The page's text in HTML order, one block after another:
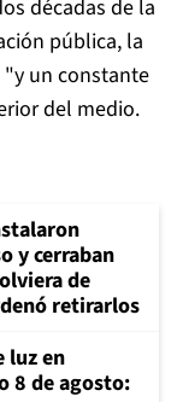
décadas de la
pública, la
un constante
del medio.
y cerraban
de
retirarlos
luz en
8 de agosto: